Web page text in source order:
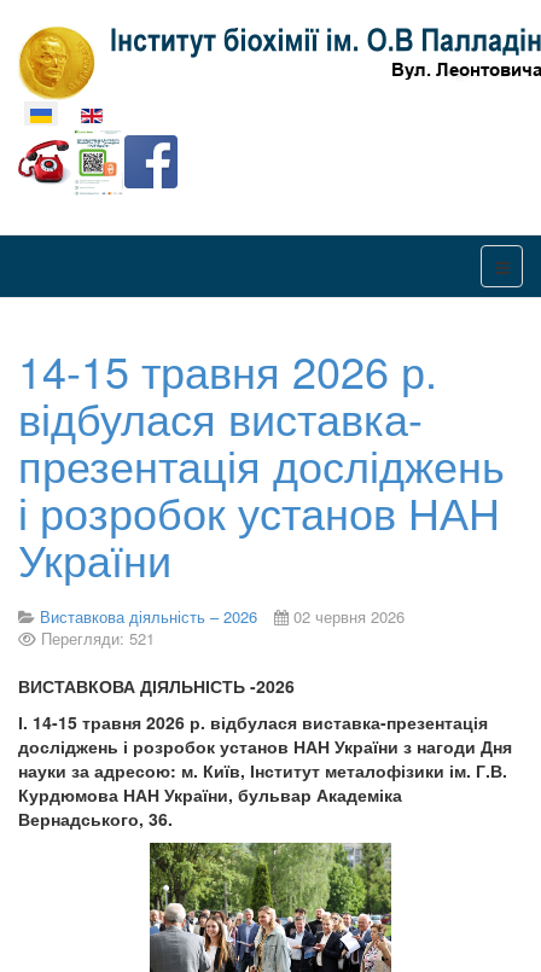
Оберіть свою мову
14-15 травня 2026 р.
відбулася виставка-
презентація досліджень
і розробок установ НАН
України
Виставкова діяльність – 2026
02 червня 2026
Перегляди: 521
ВИСТАВКОВА ДІЯЛЬНІСТЬ -2026
І. 14-15 травня 2026 р. відбулася виставка-презентація
досліджень і розробок установ НАН України з нагоди Дня
науки за адресою: м. Київ, Інститут металофізики ім. Г.В.
Курдюмова НАН України, бульвар Академіка
Вернадського, 36.